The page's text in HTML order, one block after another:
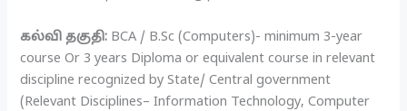
கல்வி தகுதி: BCA / B.Sc (Computers)- minimum 3-year
course Or 3 years Diploma or equivalent course in relevant
discipline recognized by State/ Central government
(Relevant Disciplines– Information Technology, Computer